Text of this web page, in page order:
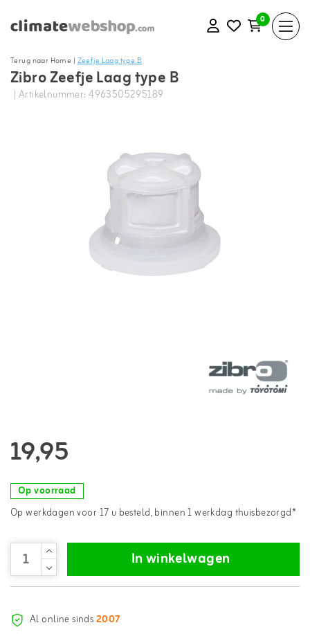
0
Terug naar Home |Zeefje Laag type B
Zibro Zeefje Laag type B
| Artikelnummer: 4963505295189
19,95
Op voorraad
Op werkdagen voor 17 u besteld, binnen 1 werkdag thuisbezorgd*
In winkelwagen
Al online sinds2007